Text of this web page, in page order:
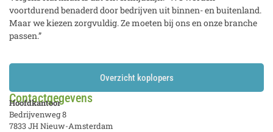
voortdurend benaderd door bedrijven uit binnen- en buitenland.
Maar we kiezen zorgvuldig. Ze moeten bij ons en onze branche
passen.”
Overzicht koplopers
Contactgegevens
Hoofdkantoor
Bedrijvenweg 8
7833 JH Nieuw-Amsterdam